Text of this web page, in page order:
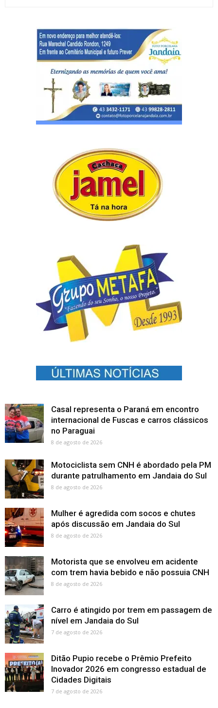
Casal representa o Paraná em encontro
internacional de Fuscas e carros clássicos
no Paraguai
8 de agosto de 2026
Motociclista sem CNH é abordado pela PM
durante patrulhamento em Jandaia do Sul
8 de agosto de 2026
Mulher é agredida com socos e chutes
após discussão em Jandaia do Sul
8 de agosto de 2026
Motorista que se envolveu em acidente
com trem havia bebido e não possuia CNH
8 de agosto de 2026
Carro é atingido por trem em passagem de
nível em Jandaia do Sul
7 de agosto de 2026
Ditão Pupio recebe o Prêmio Prefeito
Inovador 2026 em congresso estadual de
Cidades Digitais
7 de agosto de 2026